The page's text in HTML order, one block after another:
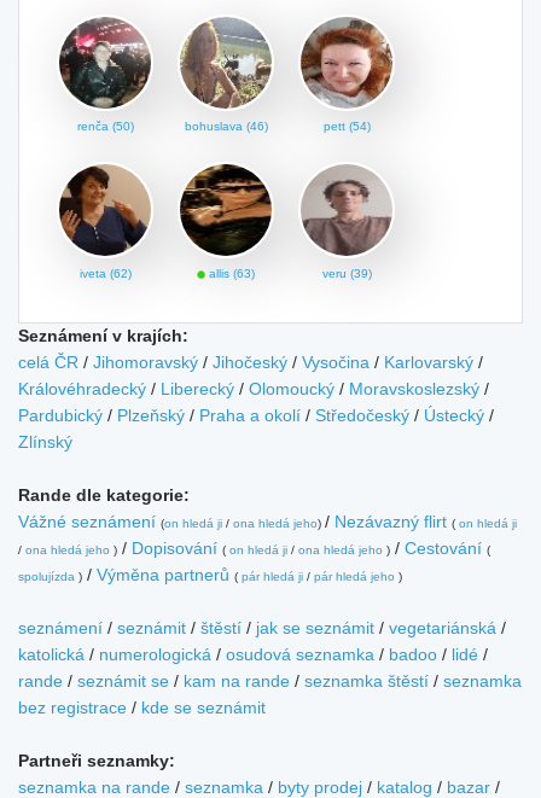
renča (50) bohuslava (46) pett (54)
iveta (62) allis (63) veru (39)
Seznámení v krajích:
celá ČR / Jihomoravský / Jihočeský / Vysočina / Karlovarský /
Královéhradecký / Liberecký / Olomoucký / Moravskoslezský /
Pardubický / Plzeňský / Praha a okolí / Středočeský / Ústecký /
Zlínský
Rande dle kategorie:
Vážné seznámení (on hledá ji / ona hledá jeho) / Nezávazný flirt ( on hledá ji
/ ona hledá jeho ) / Dopisování ( on hledá ji / ona hledá jeho ) / Cestování (
spolujízda ) / Výměna partnerů ( pár hledá ji / pár hledá jeho )
seznámení / seznámit / štěstí / jak se seznámit / vegetariánská /
katolická / numerologická / osudová seznamka / badoo / lidé /
rande / seznámit se / kam na rande / seznamka štěstí / seznamka
bez registrace / kde se seznámit
Partneři seznamky:
seznamka na rande / seznamka / byty prodej / katalog / bazar /